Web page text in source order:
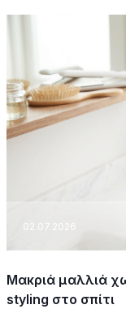
02.07.2026
Μακριά μαλλιά
styling στο σπίτι